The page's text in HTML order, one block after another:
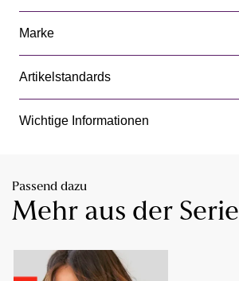
Marke
Artikelstandards
Wichtige Informationen
Passend dazu
Mehr aus der Serie